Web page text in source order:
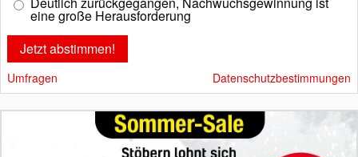
eine große Herausforderung
Umfragen Datenschutzbestimmungen